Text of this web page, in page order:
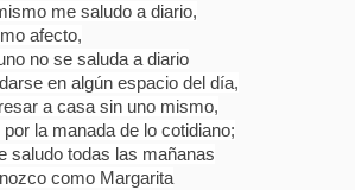
me saludo a diario,
afecto,
no se saluda a diario
en algún espacio del día,
a casa sin uno mismo,
la manada de lo cotidiano;
saludo todas las mañanas
como Margarita